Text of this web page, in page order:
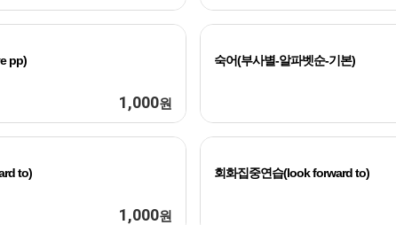
pp)
1,000원
숙어(부사별-알파벳순-기본)
to)
1,000원
회화집중연습(look forward to)